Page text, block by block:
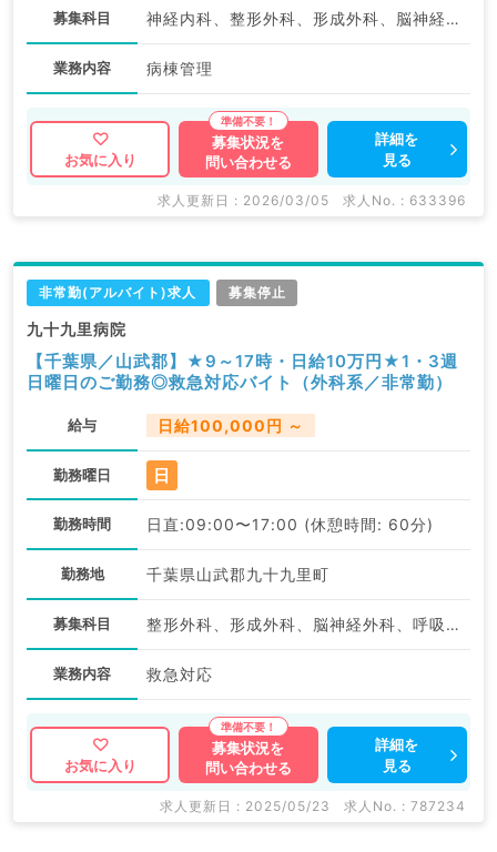
募集科目 神経内科、整形外科、形成外科、脳神経外科、呼吸器外科、心臓血管外科、泌尿器科、一般内科、循環器内科、呼吸器内科、消化器内科、内分泌・代謝内科、腎臓内科、老年内科、血液内科、外科系全般、一般外科、消化器外科、膠原病科、大腸・肛門外科
業務内容 病棟管理
お気に入り
募集状況を
問い合わせる
詳細を
見る
求人更新日 : 2026/03/05 求人No. : 633396
非常勤(アルバイト)求人 募集停止
九十九里病院
【千葉県／山武郡】★9～17時・日給10万円★1・3週
日曜日のご勤務◎救急対応バイト（外科系／非常勤）
給与 日給100,000円 ～
勤務曜日 日
勤務時間 日直:09:00〜17:00 (休憩時間: 60分)
勤務地 千葉県山武郡九十九里町
募集科目 整形外科、形成外科、脳神経外科、呼吸器外科、心臓血管外科、小児外科、泌尿器科、外科系全般、一般外科、消化器外科、大腸・肛門外科、脊髄・脊椎外科
業務内容 救急対応
お気に入り
募集状況を
問い合わせる
詳細を
見る
求人更新日 : 2025/05/23 求人No. : 787234